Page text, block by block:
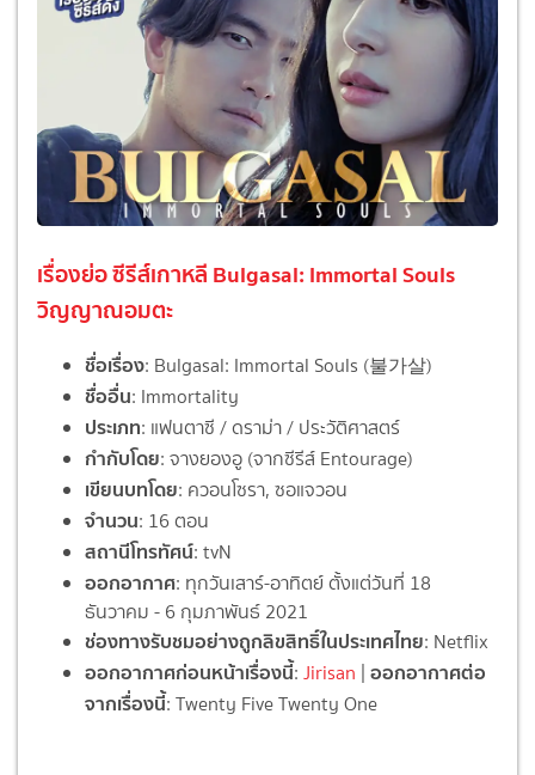
เรื่องย่อ ซีรีส์เกาหลี Bulgasal: Immortal Souls
วิญญาณอมตะ
ชื่อเรื่อง: Bulgasal: Immortal Souls (불가살)
ชื่ออื่น: Immortality
ประเภท: แฟนตาซี / ดราม่า / ประวัติศาสตร์
กำกับโดย: จางยองอู (จากซีรีส์ Entourage)
เขียนบทโดย: ควอนโซรา, ซอแจวอน
จำนวน: 16 ตอน
สถานีโทรทัศน์: tvN
ออกอากาศ: ทุกวันเสาร์-อาทิตย์ ตั้งแต่วันที่ 18
ธันวาคม - 6 กุมภาพันธ์ 2021
ช่องทางรับชมอย่างถูกลิขสิทธิ์ในประเทศไทย: Netflix
ออกอากาศก่อนหน้าเรื่องนี้: Jirisan | ออกอากาศต่อ
จากเรื่องนี้: Twenty Five Twenty One